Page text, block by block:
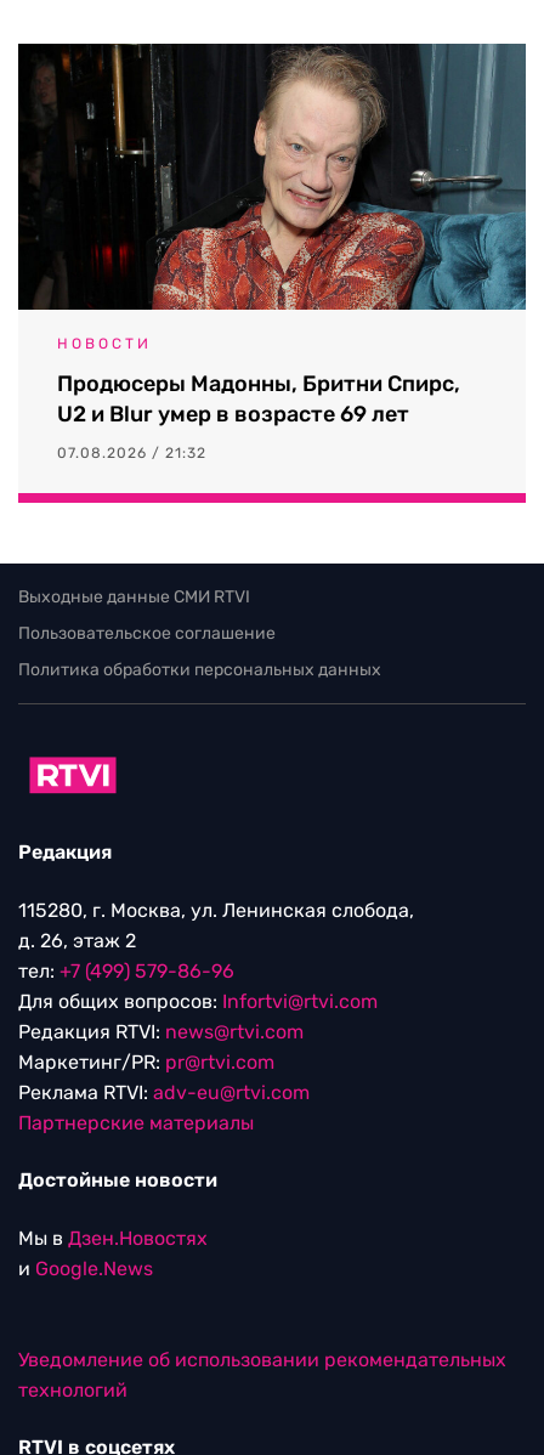
НОВОСТИ
Продюсеры Мадонны, Бритни Спирс,
U2 и Blur умер в возрасте 69 лет
07.08.2026 / 21:32
Выходные данные СМИ RTVI
Пользовательское соглашение
Политика обработки персональных данных
Редакция
115280, г. Москва, ул. Ленинская слобода,
д. 26, этаж 2
тел: +7 (499) 579-86-96
Для общих вопросов: Infortvi@rtvi.com
Редакция RTVI: news@rtvi.com
Маркетинг/PR: pr@rtvi.com
Реклама RTVI: adv-eu@rtvi.com
Партнерские материалы
Достойные новости
Мы в Дзен.Новостях
и Google.News
Уведомление об использовании рекомендательных
технологий
RTVI в соцсетях